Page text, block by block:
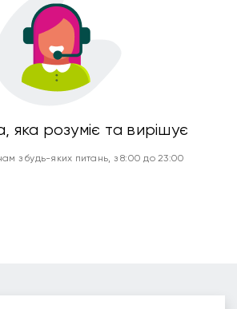
яка розуміє та вирішує
з будь-яких питань, з 8:00 до 23:00